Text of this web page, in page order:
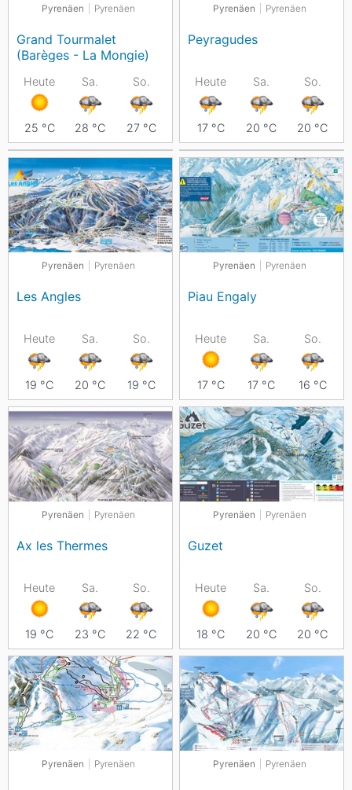
Pyrenäen Pyrenäen
Grand Tourmalet
(Barèges - La Mongie)
Heute
25 °C
Sa.
28 °C
So.
27 °C
Pyrenäen Pyrenäen
Peyragudes
Heute
17 °C
Sa.
20 °C
So.
20 °C
Pyrenäen Pyrenäen
Les Angles
Heute
19 °C
Sa.
20 °C
So.
19 °C
Pyrenäen Pyrenäen
Piau Engaly
Heute
17 °C
Sa.
17 °C
So.
16 °C
Pyrenäen Pyrenäen
Ax les Thermes
Heute
19 °C
Sa.
23 °C
So.
22 °C
Pyrenäen Pyrenäen
Guzet
Heute
18 °C
Sa.
20 °C
So.
20 °C
Pyrenäen Pyrenäen Pyrenäen Pyrenäen